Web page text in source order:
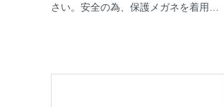
さい。安全の為、保護メガネを着用下
力内でも絶対に使用しないでくださ